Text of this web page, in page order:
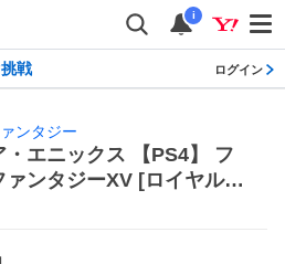
i
戦 ログイン
ンタジー
・エニックス 【PS4】 フ
ァンタジーXV [ロイヤルエ